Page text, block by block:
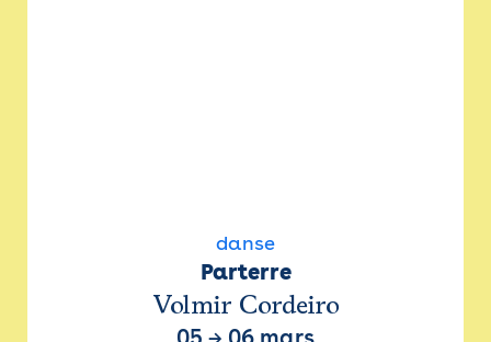
danse
Parterre
Volmir Cordeiro